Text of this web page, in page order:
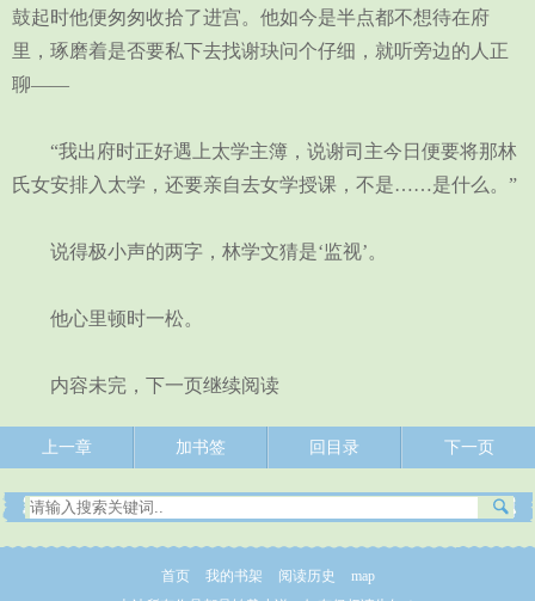
鼓起时他便匆匆收拾了进宫。他如今是半点都不想待在府
里，琢磨着是否要私下去找谢玦问个仔细，就听旁边的人正
聊——
“我出府时正好遇上太学主簿，说谢司主今日便要将那林
氏女安排入太学，还要亲自去女学授课，不是……是什么。”
说得极小声的两字，林学文猜是‘监视’。
他心里顿时一松。
内容未完，下一页继续阅读
上一章 加书签 回目录 下一页
首页 我的书架 阅读历史
map